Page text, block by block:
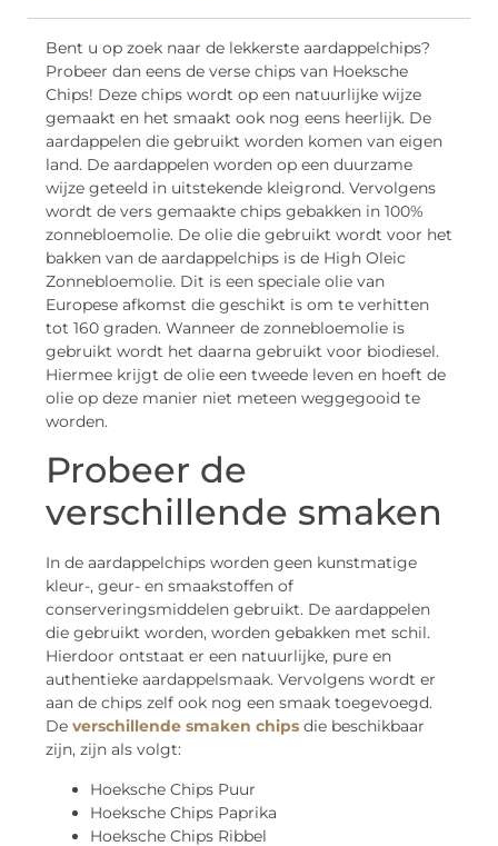
Bent u op zoek naar de lekkerste aardappelchips?
Probeer dan eens de verse chips van Hoeksche
Chips! Deze chips wordt op een natuurlijke wijze
gemaakt en het smaakt ook nog eens heerlijk. De
aardappelen die gebruikt worden komen van eigen
land. De aardappelen worden op een duurzame
wijze geteeld in uitstekende kleigrond. Vervolgens
wordt de vers gemaakte chips gebakken in 100%
zonnebloemolie. De olie die gebruikt wordt voor het
bakken van de aardappelchips is de High Oleic
Zonnebloemolie. Dit is een speciale olie van
Europese afkomst die geschikt is om te verhitten
tot 160 graden. Wanneer de zonnebloemolie is
gebruikt wordt het daarna gebruikt voor biodiesel.
Hiermee krijgt de olie een tweede leven en hoeft de
olie op deze manier niet meteen weggegooid te
worden.
Probeer de
verschillende smaken
In de aardappelchips worden geen kunstmatige
kleur-, geur- en smaakstoffen of
conserveringsmiddelen gebruikt. De aardappelen
die gebruikt worden, worden gebakken met schil.
Hierdoor ontstaat er een natuurlijke, pure en
authentieke aardappelsmaak. Vervolgens wordt er
aan de chips zelf ook nog een smaak toegevoegd.
De verschillende smaken chips die beschikbaar
zijn, zijn als volgt:
Hoeksche Chips Puur
Hoeksche Chips Paprika
Hoeksche Chips Ribbel